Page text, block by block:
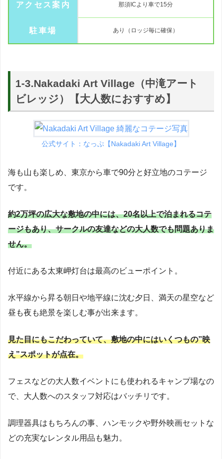
アクセス案内 那須ICより車で15分
駐車場 あり（ロッジ毎に確保）
1-3.Nakadaki Art Village（中滝アート
ビレッジ）【大人数におすすめ】
公式サイト：なっぷ【Nakadaki Art Village】
海も山も楽しめ、東京から車で90分と好立地のコテージ
です。
約2万坪の広大な敷地の中には、20名以上で泊まれるコテ
ージもあり、サークルの友達などの大人数でも問題ありま
せん。
付近にある太東岬灯台は最高のビューポイント。
水平線から昇る朝日や地平線に沈む夕日、満天の星空など
昼も夜も絶景を楽しむ事が出来ます。
見た目にもこだわっていて、敷地の中にはいくつもの”映
え”スポットが点在。
フェスなどの大人数イベントにも使われるキャンプ場なの
で、大人数へのスタッフ対応はバッチリです。
調理器具はもちろんの事、ハンモックや野外映画セットな
どの充実なレンタル用品も魅力。